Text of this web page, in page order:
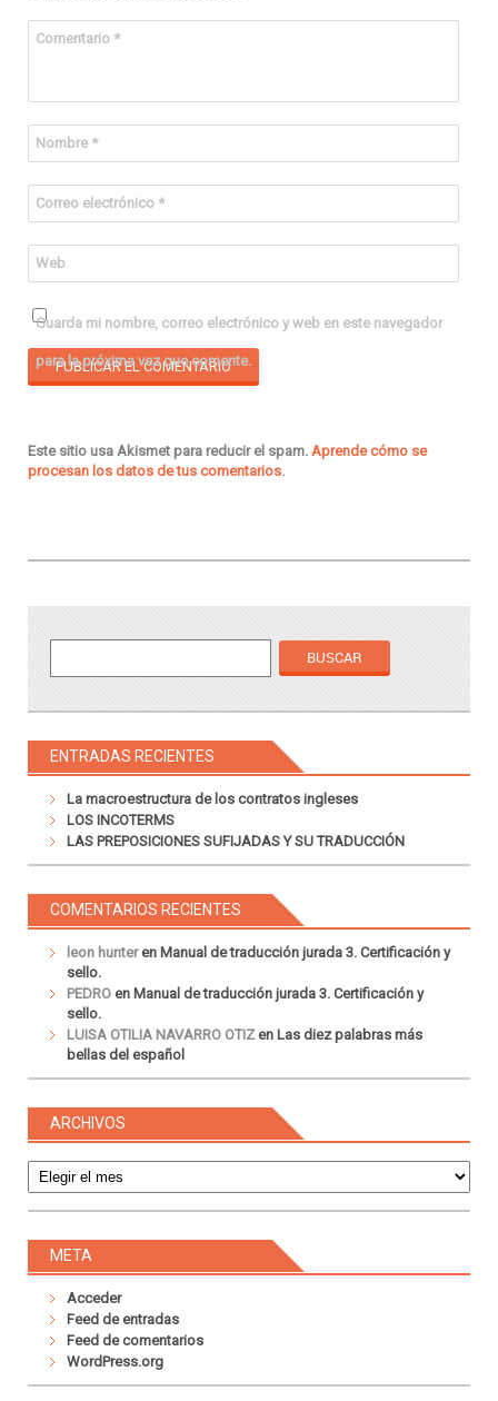
Comentario *
Nombre *
Correo electrónico *
Web
Guarda mi nombre, correo electrónico y web en este navegador
para la próxima vez que comente.
Este sitio usa Akismet para reducir el spam. Aprende cómo se
procesan los datos de tus comentarios.
ENTRADAS RECIENTES
La macroestructura de los contratos ingleses
LOS INCOTERMS
LAS PREPOSICIONES SUFIJADAS Y SU TRADUCCIÓN
COMENTARIOS RECIENTES
leon hunteren Manual de traducción jurada 3. Certificación y
sello.
PEDRO en Manual de traducción jurada 3. Certificación y
sello.
LUISA OTILIA NAVARRO OTIZ en Las diez palabras más
bellas del español
ARCHIVOS
META
Acceder
Feed de entradas
Feed de comentarios
WordPress.org